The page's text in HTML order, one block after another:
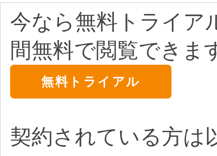
今なら無料トライア
間無料で閲覧できま
無料トライアル
契約されている方は